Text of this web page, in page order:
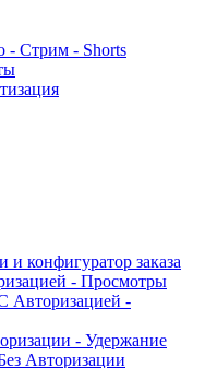
- Стрим - Shorts
и конфигуратор заказа
- Просмотры
Авторизацией -
- Удержание
Авторизации